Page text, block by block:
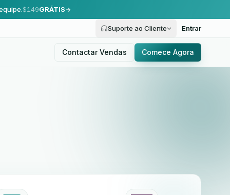
$149GRÁTIS
Suporte ao Cliente Entrar
Contactar Vendas Comece Agora